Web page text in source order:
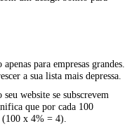
para empresas grandes.
a sua lista mais depressa.
website se subscrevem
que por cada 100
x 4% = 4).